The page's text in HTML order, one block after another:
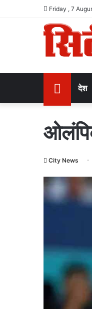
Friday , 7
Homeदेश
City News